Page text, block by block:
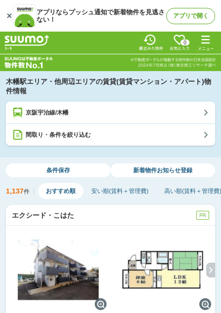
アプリならプッシュ通知で新着物件を見逃さ
ない！
アプリで開く
0
木幡駅エリア・他周辺エリアの賃貸(賃貸マンション・アパート)物
件情報
京阪宇治線/木幡
間取り・条件を絞り込む
条件保存 新着物件お知らせ登録
1,137件 おすすめ順 安い順(賃料＋管理費) 高い順(賃料＋管理費)
エクシード・こはた